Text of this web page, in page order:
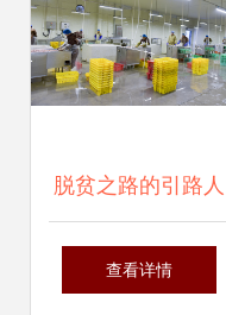
脱贫之路的引路人
——记福建圣农党
查看详情